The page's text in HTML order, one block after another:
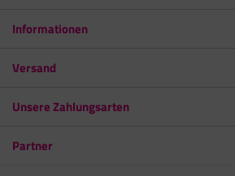
Informationen
Versand
Unsere Zahlungsarten
Partner